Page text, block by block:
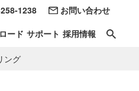
1238
お問い合わせ
ード サポート 採用情報
ング